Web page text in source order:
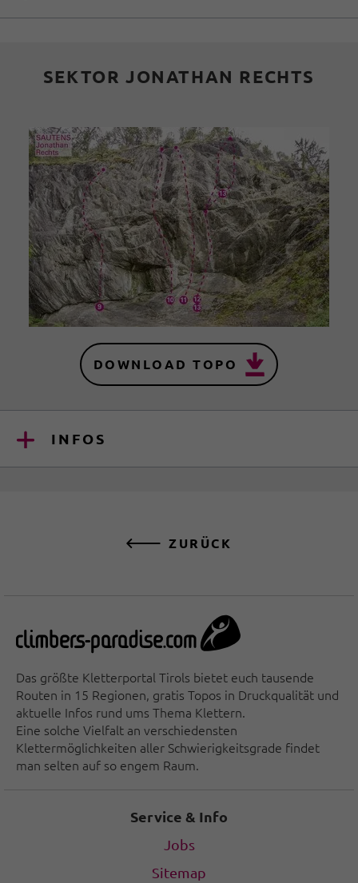
SEKTOR JONATHAN RECHTS
DOWNLOAD TOPO
INFOS
ZURÜCK
Das größte Kletterportal Tirols bietet euch tausende
Routen in 15 Regionen, gratis Topos in Druckqualität und
aktuelle Infos rund ums Thema Klettern.
Eine solche Vielfalt an verschiedensten
Klettermöglichkeiten aller Schwierigkeitsgrade findet
man selten auf so engem Raum.
Service & Info
Jobs
Sitemap